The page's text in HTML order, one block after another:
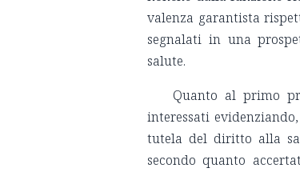
valenza garantista
segnalati in una
salute.
Quanto al primo
interessati
tutela del diritto alla
secondo quanto